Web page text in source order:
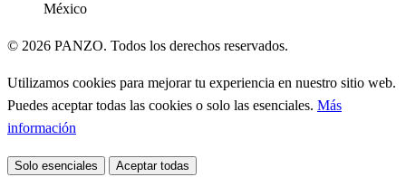
México
© 2026 PANZO. Todos los derechos reservados.
Utilizamos cookies para mejorar tu experiencia en nuestro sitio web.
Puedes aceptar todas las cookies o solo las esenciales. Más
información
Solo esenciales Aceptar todas